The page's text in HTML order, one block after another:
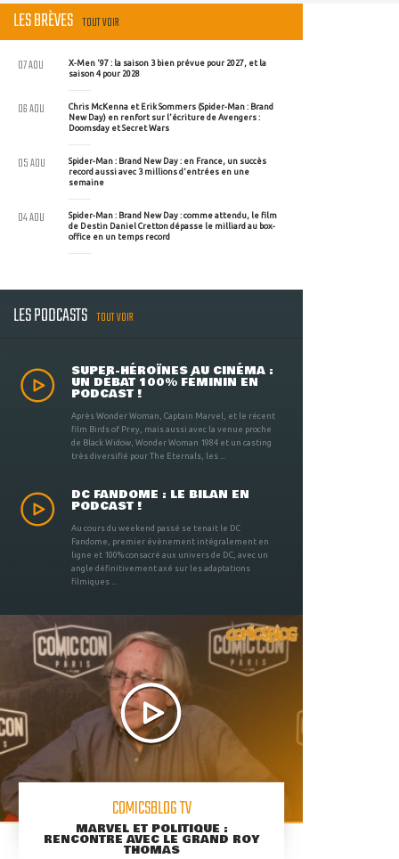
LES BRÈVES TOUT VOIR
X-Men '97 : la saison 3 bien prévue pour 2027, et la
saison 4 pour 2028
07 AOU
Chris McKenna et Erik Sommers (Spider-Man : Brand
New Day) en renfort sur l'écriture de Avengers :
Doomsday et Secret Wars
06 AOU
Spider-Man : Brand New Day : en France, un succès
record aussi avec 3 millions d'entrées en une
semaine
05 AOU
Spider-Man : Brand New Day : comme attendu, le film
de Destin Daniel Cretton dépasse le milliard au box-
office en un temps record
04 AOU
LES PODCASTS TOUT VOIR
SUPER-HÉROÏNES AU CINÉMA :
UN DÉBAT 100% FÉMININ EN
PODCAST !
Après Wonder Woman, Captain Marvel, et le récent
film Birds of Prey, mais aussi avec la venue proche
de Black Widow, Wonder Woman 1984 et un casting
très diversifié pour The Eternals, les ...
DC FANDOME : LE BILAN EN
PODCAST !
Au cours du weekend passé se tenait le DC
Fandome, premier évènement intégralement en
ligne et 100% consacré aux univers de DC, avec un
angle définitivement axé sur les adaptations
filmiques ...
COMICSBLOG TV
MARVEL ET POLITIQUE :
RENCONTRE AVEC LE GRAND ROY
THOMAS